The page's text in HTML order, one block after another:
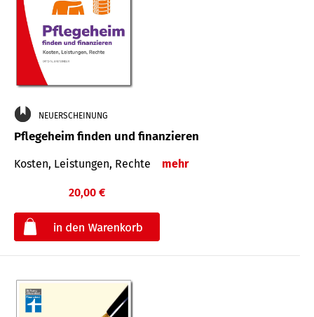
NEUERSCHEINUNG
Pflegeheim finden und finanzieren
Kosten, Leistungen, Rechte mehr
20,00 €